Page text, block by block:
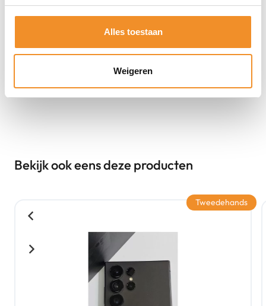
Alles toestaan
Weigeren
Bekijk ook eens deze producten
Tweedehands